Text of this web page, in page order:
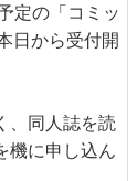
定の「コミッ
日から受付開
、同人誌を読
機に申し込ん